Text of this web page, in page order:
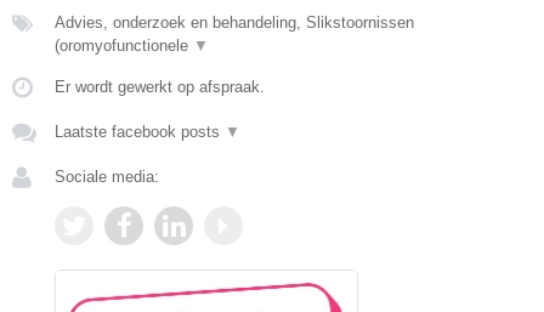
Advies, onderzoek en behandeling, Slikstoornissen
(oromyofunctionele ▼
Er wordt gewerkt op afspraak.
Laatste facebook posts ▼
Sociale media: